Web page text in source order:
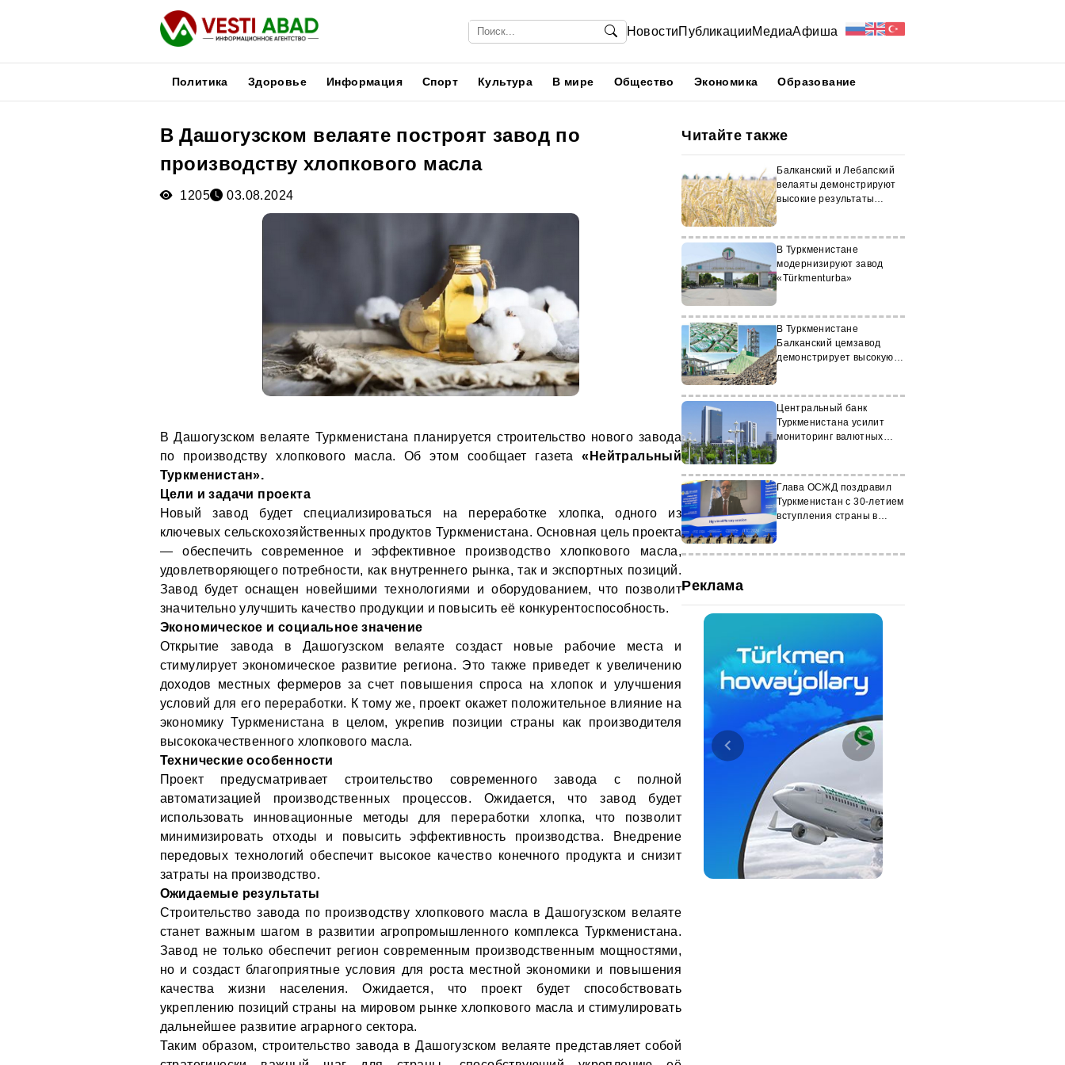
НовостиПубликацииМедиаАфиша
Политика Здоровье Информация Спорт Культура В мире Общество Экономика Образование
В Дашогузском велаяте построят завод по
производству хлопкового масла
1205 03.08.2024
В Дашогузском велаяте Туркменистана планируется строительство нового завода
по производству хлопкового масла. Об этом сообщает газета«Нейтральный
Туркменистан».
Цели и задачи проекта
Новый завод будет специализироваться на переработке хлопка, одного из
ключевых сельскохозяйственных продуктов Туркменистана. Основная цель проекта
— обеспечить современное и эффективное производство хлопкового масла,
удовлетворяющего потребности, как внутреннего рынка, так и экспортных позиций.
Завод будет оснащен новейшими технологиями и оборудованием, что позволит
значительно улучшить качество продукции и повысить её конкурентоспособность.
Экономическое и социальное значение
Открытие завода в Дашогузском велаяте создаст новые рабочие места и
стимулирует экономическое развитие региона. Это также приведет к увеличению
доходов местных фермеров за счет повышения спроса на хлопок и улучшения
условий для его переработки. К тому же, проект окажет положительное влияние на
экономику Туркменистана в целом, укрепив позиции страны как производителя
высококачественного хлопкового масла.
Технические особенности
Проект предусматривает строительство современного завода с полной
автоматизацией производственных процессов. Ожидается, что завод будет
использовать инновационные методы для переработки хлопка, что позволит
минимизировать отходы и повысить эффективность производства. Внедрение
передовых технологий обеспечит высокое качество конечного продукта и снизит
затраты на производство.
Ожидаемые результаты
Строительство завода по производству хлопкового масла в Дашогузском велаяте
станет важным шагом в развитии агропромышленного комплекса Туркменистана.
Завод не только обеспечит регион современным производственным мощностями,
но и создаст благоприятные условия для роста местной экономики и повышения
качества жизни населения. Ожидается, что проект будет способствовать
укреплению позиций страны на мировом рынке хлопкового масла и стимулировать
дальнейшее развитие аграрного сектора.
Таким образом, строительство завода в Дашогузском велаяте представляет собой
Читайте также
Балканский и Лебапский
велаяты демонстрируют
высокие результаты
В Туркменистане
модернизируют завод
«Türkmenturba»
В Туркменистане
Балканский цемзавод
демонстрирует высокую
Центральный банк
Туркменистана усилит
мониторинг валютных
Глава ОСЖД поздравил
Туркменистан с 30-летием
вступления страны в
Реклама